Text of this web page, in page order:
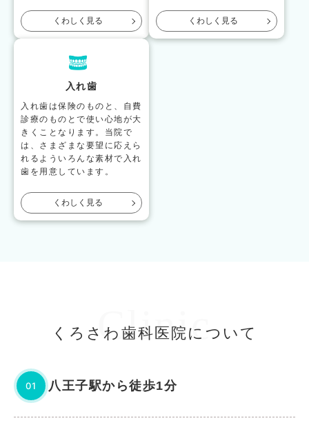
くわしく見る くわしく見る
入れ歯
入れ歯は保険のものと、自費
診療のものとで使い心地が大
きくことなります。当院で
は、さまざまな要望に応えら
れるよういろんな素材で入れ
歯を用意しています。
くわしく見る
Clinic
くろさわ歯科医院について
01 八王子駅から徒歩1分